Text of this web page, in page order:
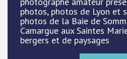
photos, photos de Lyon et
photos de la Baie de
Camargue aux Saintes
bergers et de paysages